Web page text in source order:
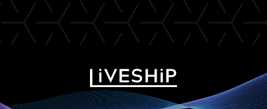
https://www.asmart.jp/support